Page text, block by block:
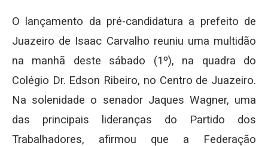
O lançamento da pré-candidatura a prefeito de
Juazeiro de Isaac Carvalho reuniu uma multidão
na manhã deste sábado (1º), na quadra do
Colégio Dr. Edson Ribeiro, no Centro de Juazeiro.
Na solenidade o senador Jaques Wagner, uma
das principais lideranças do Partido dos
Trabalhadores, afirmou que a Federação